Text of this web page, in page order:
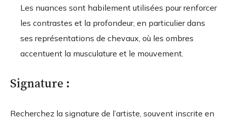
Les nuances sont habilement utilisées pour renforcer
les contrastes et la profondeur, en particulier dans
ses représentations de chevaux, où les ombres
accentuent la musculature et le mouvement.
Signature :
Recherchez la signature de l’artiste, souvent inscrite en